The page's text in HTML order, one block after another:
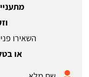
השאירו
או